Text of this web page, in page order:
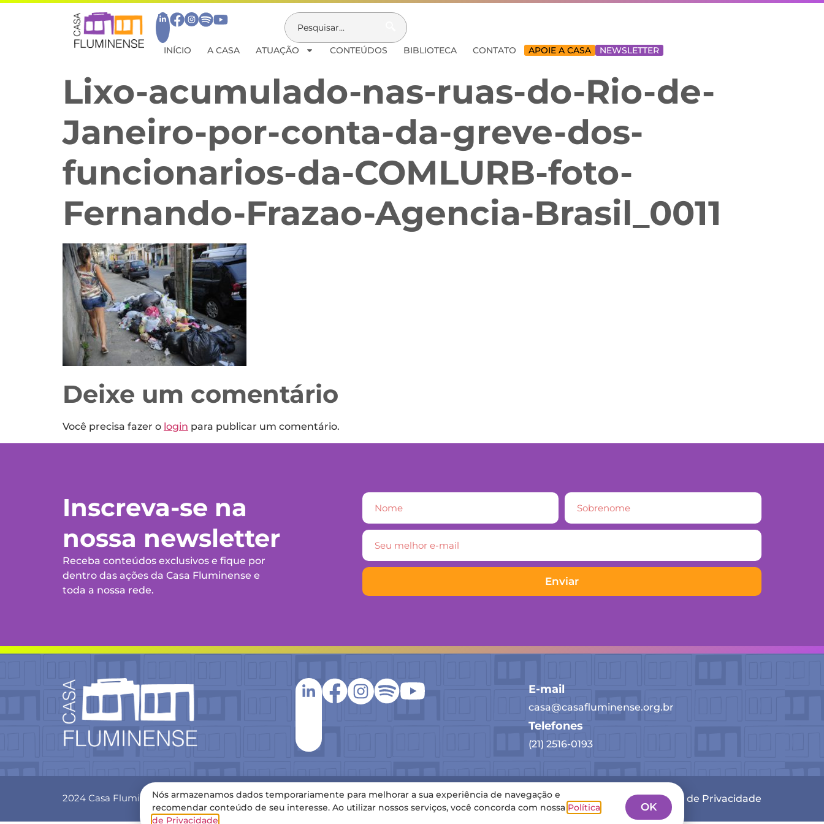
INÍCIO A CASA ATUAÇÃO CONTEÚDOS BIBLIOTECA CONTATO APOIE A CASA NEWSLETTER
Lixo-acumulado-nas-ruas-do-Rio-de-
Janeiro-por-conta-da-greve-dos-
funcionarios-da-COMLURB-foto-
Fernando-Frazao-Agencia-Brasil_0011
Deixe um comentário
Você precisa fazer o login para publicar um comentário.
Inscreva-se na
nossa newsletter
Receba conteúdos exclusivos e fique por
dentro das ações da Casa Fluminense e
toda a nossa rede.
Enviar
E-mail
casa@casafluminense.org.br
Telefones
(21) 2516-0193
2024 Casa Fluminense – Todos os direitos reservados Política de Privacidade
Nós armazenamos dados temporariamente para melhorar a sua experiência de navegação e
recomendar conteúdo de seu interesse. Ao utilizar nossos serviços, você concorda com nossa Política
de Privacidade
OK